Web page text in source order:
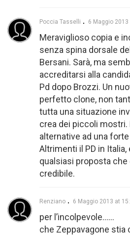
Poccia Tasselli 6 Maggio 2013
Meraviglioso copia e
senza spina dorsale
Bersani. Sarà, ma
accreditarsi alla
Pd dopo Brozzi. Un
perfetto clone, non
tutta una situazione
crea dei piccoli mostri.
alternative ad una
Altrimenti il PD in Italia,
qualsiasi proposta
credibile.
Renziano 6 Maggio 2013 at
per l’incolpevole……
che Zeppavagone stia